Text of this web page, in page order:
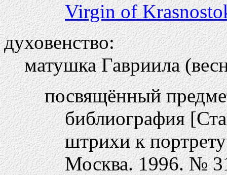
Virgin of
духовенство:
матушка Гавриила
посвящённый
библиография
штрихи к
Москва. 1996. №